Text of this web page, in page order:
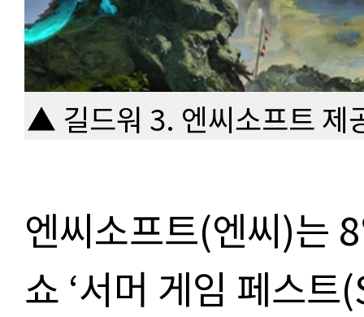
▲ 길드워 3. 엔씨소프트 제
엔씨소프트(엔씨)는
쇼 ‘서머 게임 페스